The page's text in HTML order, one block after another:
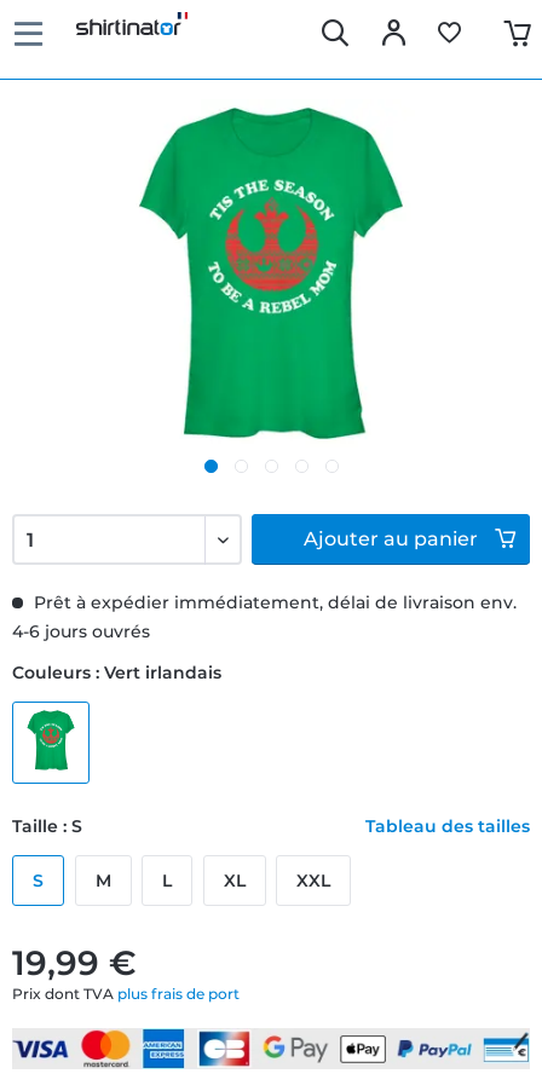
19,99 €
Prix dont TVA plus frais de port
Prêt à expédier immédiatement, délai de livraison env.
4-6 jours ouvrés
Couleurs : Vert irlandais
Taille : S Tableau des tailles
S M L XL XXL
Ajouter au panier